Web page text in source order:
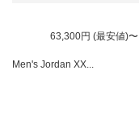
63,300円 (最安値)〜
Men's Jordan XX...